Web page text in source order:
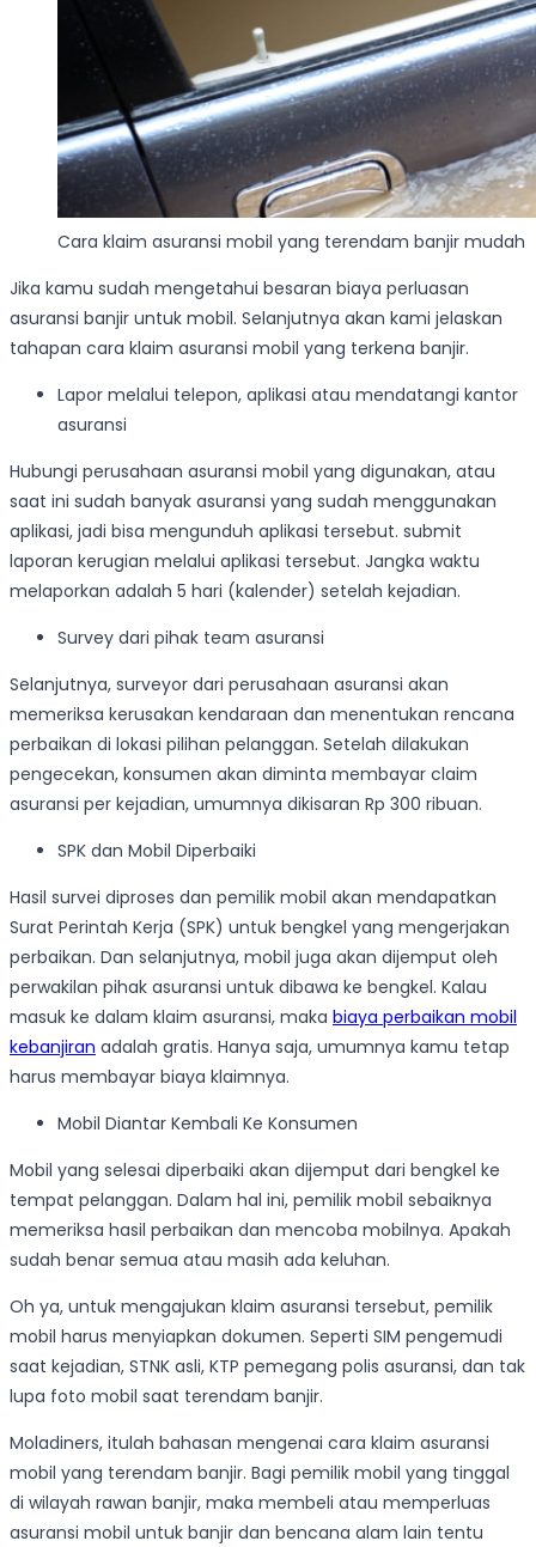
Cara klaim asuransi mobil yang terendam banjir mudah
Jika kamu sudah mengetahui besaran biaya perluasan
asuransi banjir untuk mobil. Selanjutnya akan kami jelaskan
tahapan cara klaim asuransi mobil yang terkena banjir.
Lapor melalui telepon, aplikasi atau mendatangi kantor
asuransi
Hubungi perusahaan asuransi mobil yang digunakan, atau
saat ini sudah banyak asuransi yang sudah menggunakan
aplikasi, jadi bisa mengunduh aplikasi tersebut. submit
laporan kerugian melalui aplikasi tersebut. Jangka waktu
melaporkan adalah 5 hari (kalender) setelah kejadian.
Survey dari pihak team asuransi
Selanjutnya, surveyor dari perusahaan asuransi akan
memeriksa kerusakan kendaraan dan menentukan rencana
perbaikan di lokasi pilihan pelanggan. Setelah dilakukan
pengecekan, konsumen akan diminta membayar claim
asuransi per kejadian, umumnya dikisaran Rp 300 ribuan.
SPK dan Mobil Diperbaiki
Hasil survei diproses dan pemilik mobil akan mendapatkan
Surat Perintah Kerja (SPK) untuk bengkel yang mengerjakan
perbaikan. Dan selanjutnya, mobil juga akan dijemput oleh
perwakilan pihak asuransi untuk dibawa ke bengkel. Kalau
masuk ke dalam klaim asuransi, maka biaya perbaikan mobil
kebanjiran adalah gratis. Hanya saja, umumnya kamu tetap
harus membayar biaya klaimnya.
Mobil Diantar Kembali Ke Konsumen
Mobil yang selesai diperbaiki akan dijemput dari bengkel ke
tempat pelanggan. Dalam hal ini, pemilik mobil sebaiknya
memeriksa hasil perbaikan dan mencoba mobilnya. Apakah
sudah benar semua atau masih ada keluhan.
Oh ya, untuk mengajukan klaim asuransi tersebut, pemilik
mobil harus menyiapkan dokumen. Seperti SIM pengemudi
saat kejadian, STNK asli, KTP pemegang polis asuransi, dan tak
lupa foto mobil saat terendam banjir.
Moladiners, itulah bahasan mengenai cara klaim asuransi
mobil yang terendam banjir. Bagi pemilik mobil yang tinggal
di wilayah rawan banjir, maka membeli atau memperluas
asuransi mobil untuk banjir dan bencana alam lain tentu